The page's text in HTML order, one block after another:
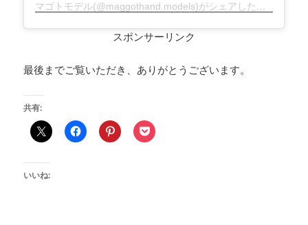
マゴトモデル(@maggothand.models)がシェアした投稿
スポンサーリンク
最後までご覧いただき、ありがとうございます。
共有:
いいね: